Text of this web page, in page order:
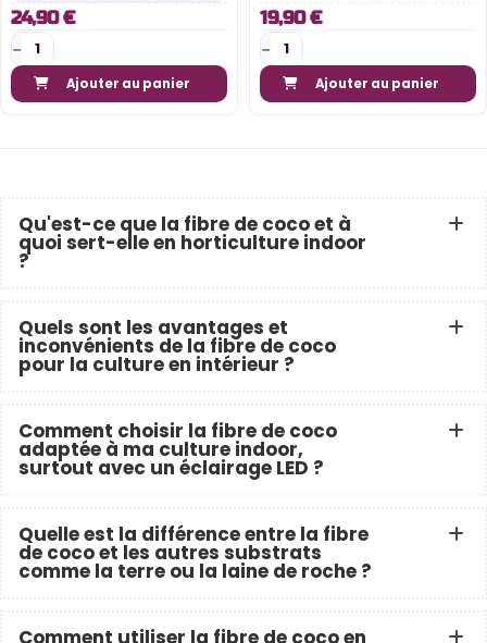
24,90 €
Ajouter au panier
19,90 €
Ajouter au panier
Qu'est-ce que la fibre de coco et à
quoi sert-elle en horticulture indoor
?
Quels sont les avantages et
inconvénients de la fibre de coco
pour la culture en intérieur ?
Comment choisir la fibre de coco
adaptée à ma culture indoor,
surtout avec un éclairage LED ?
Quelle est la différence entre la fibre
de coco et les autres substrats
comme la terre ou la laine de roche ?
Comment utiliser la fibre de coco en